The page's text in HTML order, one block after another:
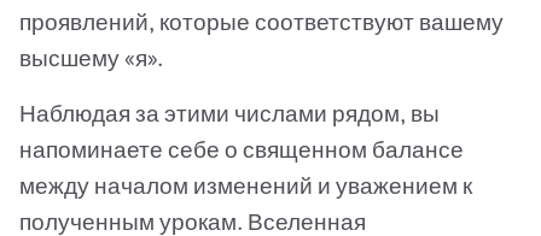
проявлений, которые соответствуют вашему
высшему «я».
Наблюдая за этими числами рядом, вы
напоминаете себе о священном балансе
между началом изменений и уважением к
полученным урокам. Вселенная